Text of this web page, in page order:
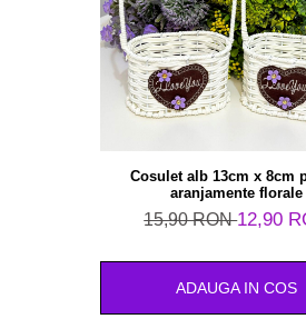
Cosulet alb 13cm x 8cm
aranjamente florale
15,90 RON12,90
ADAUGA IN COS